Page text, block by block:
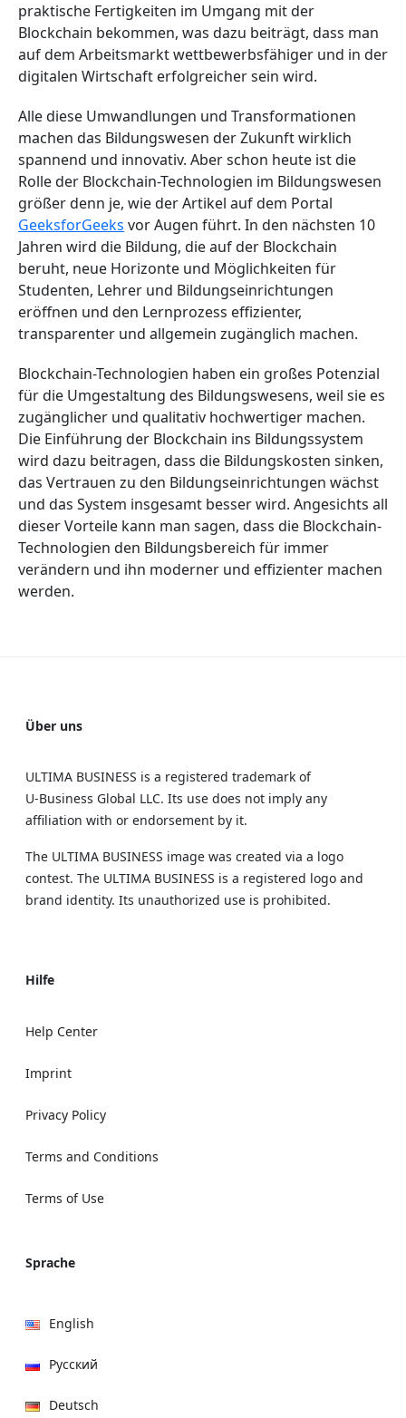
praktische Fertigkeiten im Umgang mit der
Blockchain bekommen, was dazu beiträgt, dass man
auf dem Arbeitsmarkt wettbewerbsfähiger und in der
digitalen Wirtschaft erfolgreicher sein wird.
Alle diese Umwandlungen und Transformationen
machen das Bildungswesen der Zukunft wirklich
spannend und innovativ. Aber schon heute ist die
Rolle der Blockchain-Technologien im Bildungswesen
größer denn je, wie der Artikel auf dem Portal
GeeksforGeeks vor Augen führt. In den nächsten 10
Jahren wird die Bildung, die auf der Blockchain
beruht, neue Horizonte und Möglichkeiten für
Studenten, Lehrer und Bildungseinrichtungen
eröffnen und den Lernprozess effizienter,
transparenter und allgemein zugänglich machen.
Blockchain-Technologien haben ein großes Potenzial
für die Umgestaltung des Bildungswesens, weil sie es
zugänglicher und qualitativ hochwertiger machen.
Die Einführung der Blockchain ins Bildungssystem
wird dazu beitragen, dass die Bildungskosten sinken,
das Vertrauen zu den Bildungseinrichtungen wächst
und das System insgesamt besser wird. Angesichts all
dieser Vorteile kann man sagen, dass die Blockchain-
Technologien den Bildungsbereich für immer
verändern und ihn moderner und effizienter machen
werden.
Über uns
ULTIMA BUSINESS is a registered trademark of
U‑Business Global LLC. Its use does not imply any
affiliation with or endorsement by it.
The ULTIMA BUSINESS image was created via a logo
contest. The ULTIMA BUSINESS is a registered logo and
brand identity. Its unauthorized use is prohibited.
Hilfe
Help Center
Imprint
Privacy Policy
Terms and Conditions
Terms of Use
Sprache
English
Русский
Deutsch